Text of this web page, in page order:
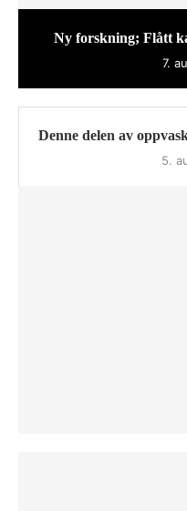
Ny forskning; Flått
7.
Denne delen av
5.